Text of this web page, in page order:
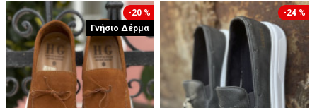
Γνήσιο Δέρμα
-20 % -24 %